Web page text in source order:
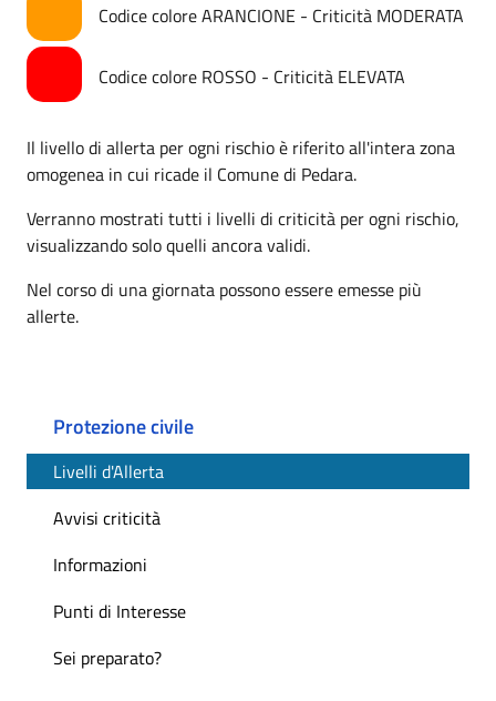
Codice colore ARANCIONE - Criticità MODERATA
Codice colore ROSSO - Criticità ELEVATA
Il livello di allerta per ogni rischio è riferito all'intera zona
omogenea in cui ricade il Comune di Pedara.
Verranno mostrati tutti i livelli di criticità per ogni rischio,
visualizzando solo quelli ancora validi.
Nel corso di una giornata possono essere emesse più
allerte.
Protezione civile
Livelli d'Allerta
Avvisi criticità
Informazioni
Punti di Interesse
Sei preparato?